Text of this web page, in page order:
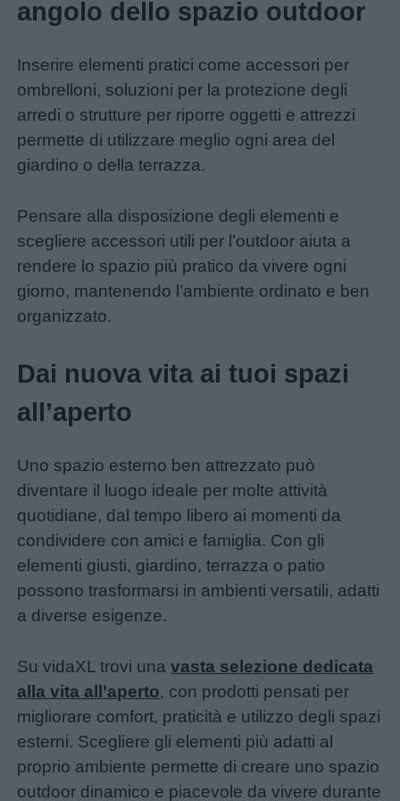
angolo dello spazio outdoor
Inserire elementi pratici come accessori per
ombrelloni, soluzioni per la protezione degli
arredi o strutture per riporre oggetti e attrezzi
permette di utilizzare meglio ogni area del
giardino o della terrazza.
Pensare alla disposizione degli elementi e
scegliere accessori utili per l’outdoor aiuta a
rendere lo spazio più pratico da vivere ogni
giorno, mantenendo l’ambiente ordinato e ben
organizzato.
Dai nuova vita ai tuoi spazi
all’aperto
Uno spazio esterno ben attrezzato può
diventare il luogo ideale per molte attività
quotidiane, dal tempo libero ai momenti da
condividere con amici e famiglia. Con gli
elementi giusti, giardino, terrazza o patio
possono trasformarsi in ambienti versatili, adatti
a diverse esigenze.
Su vidaXL trovi unavasta selezione dedicata
alla vita all’aperto, con prodotti pensati per
migliorare comfort, praticità e utilizzo degli spazi
esterni. Scegliere gli elementi più adatti al
proprio ambiente permette di creare uno spazio
outdoor dinamico e piacevole da vivere durante